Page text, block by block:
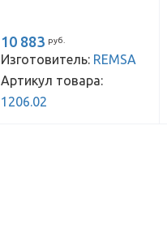
10 883 руб.
Изготовитель: REMSA
Артикул товара:
1206.02